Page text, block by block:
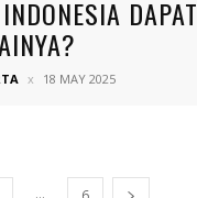
DAPAT
18 MAY 2025
...